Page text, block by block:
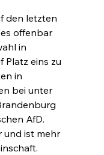
den letzten
offenbar
in
Platz eins zu
in
bei unter
AfD.
und ist mehr